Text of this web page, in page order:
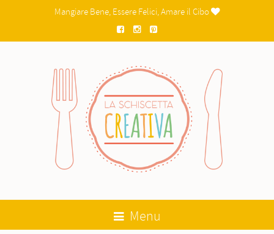
Mangiare Bene, Essere Felici, Amare il Cibo 
Menu